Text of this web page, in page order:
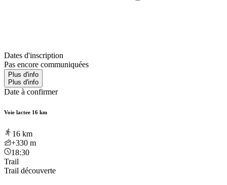
Dates d'inscription
Pas encore communiquées
Plus d'info
Plus d'info
Date à confirmer
Voie lactee 16 km
16 km
+330 m
18:30
Trail
Trail découverte